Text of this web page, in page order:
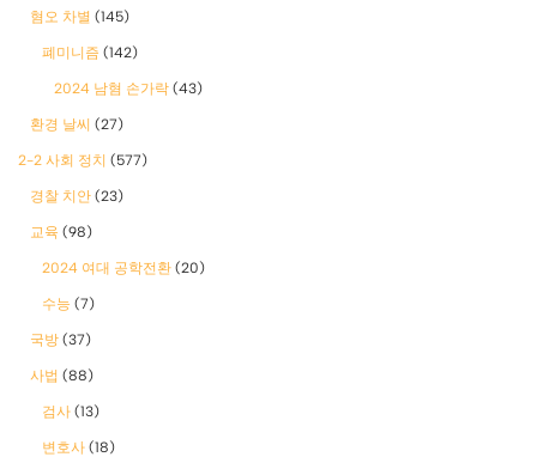
혐오 차별 (145)
폐미니즘 (142)
2024 남혐 손가락 (43)
환경 날씨 (27)
2-2 사회 정치 (577)
경찰 치안 (23)
교육 (98)
2024 여대 공학전환 (20)
수능 (7)
국방 (37)
사법 (88)
검사 (13)
변호사 (18)